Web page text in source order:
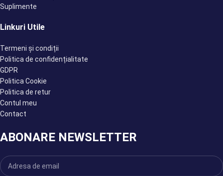
Suplimente
Linkuri Utile
Termeni și condiții
Politica de confidențialitate
GDPR
Politica Cookie
Politica de retur
Contul meu
Contact
ABONARE NEWSLETTER